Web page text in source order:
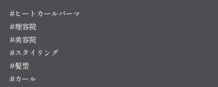
#ヒートカールパーマ
#理容院
#美容院
#スタイリング
#髪型
#カール